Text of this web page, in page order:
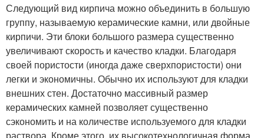
Следующий вид кирпича можно объединить в большую
группу, называемую керамические камни, или двойные
кирпичи. Эти блоки большого размера существенно
увеличивают скорость и качество кладки. Благодаря
своей пористости (иногда даже сверхпористости) они
легки и экономичны. Обычно их используют для кладки
внешних стен. Достаточно массивный размер
керамических камней позволяет существенно
сэкономить и на количестве используемого для кладки